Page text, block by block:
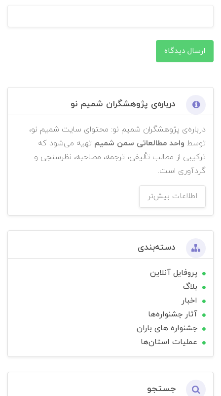
ارسال دیدگاه
درباره‌ی پژوهشگران شمیم نو
درباره‌ی پژوهشگران شمیم نو: محتوای سایت شمیم نو،
توسط واحد مطالعاتی سمن شمیم تهیه می‌شود که
ترکیبی از مطالب تألیفی، ترجمه، مصاحبه، نظرسنجی و
گردآوری است.
اطلاعات بیش‌تر
دسته‌بندی
پروفایل آنلاین
بلاگ
اخبار
آثار جشنواره‌ها
جشنواره های باران
عملیات استان‌ها
جستجو